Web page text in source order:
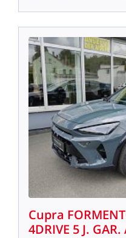
Cupra
4DRIVE 5 J. GAR.